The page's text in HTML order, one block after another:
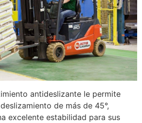
antideslizante le permite
de más de 45°,
excelente estabilidad para sus